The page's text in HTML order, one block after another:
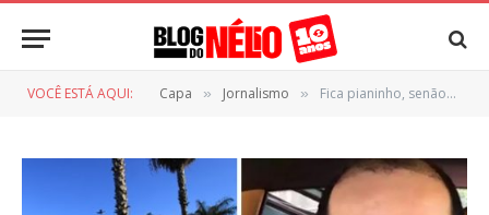
VOCÊ ESTÁ AQUI: Capa » Jornalismo » Fica pianinho, senão….! “Playboy do Damha” aceita pagar R$ 151 mil para não ser expulso do recinto